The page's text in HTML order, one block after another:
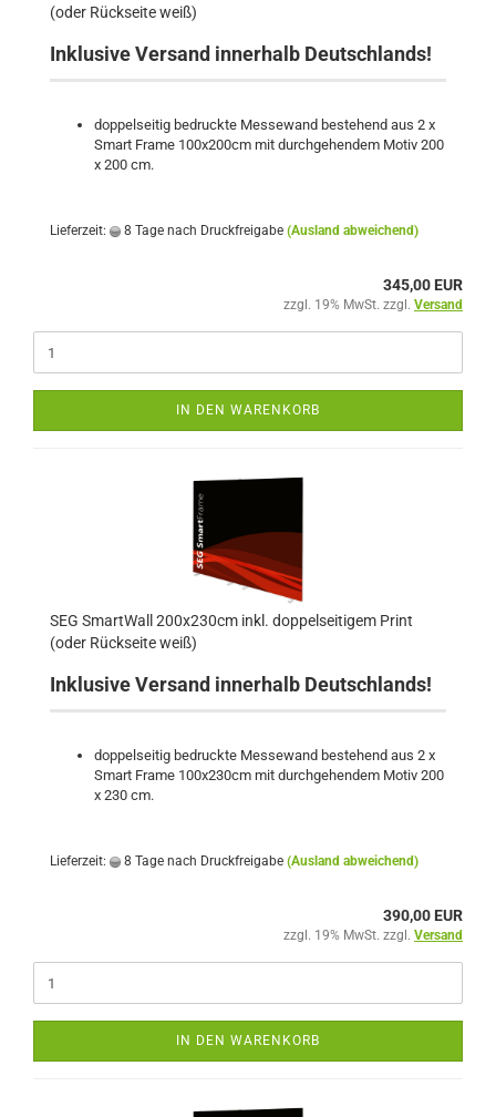
(oder Rückseite weiß)
Inklusive Versand innerhalb Deutschlands!
doppelseitig bedruckte Messewand bestehend aus 2 x
Smart Frame 100x200cm mit durchgehendem Motiv 200
x 200 cm.
Lieferzeit: 8 Tage nach Druckfreigabe (Ausland abweichend)
345,00 EUR
zzgl. 19% MwSt. zzgl. Versand
IN DEN WARENKORB
SEG SmartWall 200x230cm inkl. doppelseitigem Print
(oder Rückseite weiß)
Inklusive Versand innerhalb Deutschlands!
doppelseitig bedruckte Messewand bestehend aus 2 x
Smart Frame 100x230cm mit durchgehendem Motiv 200
x 230 cm.
Lieferzeit: 8 Tage nach Druckfreigabe (Ausland abweichend)
390,00 EUR
zzgl. 19% MwSt. zzgl. Versand
IN DEN WARENKORB